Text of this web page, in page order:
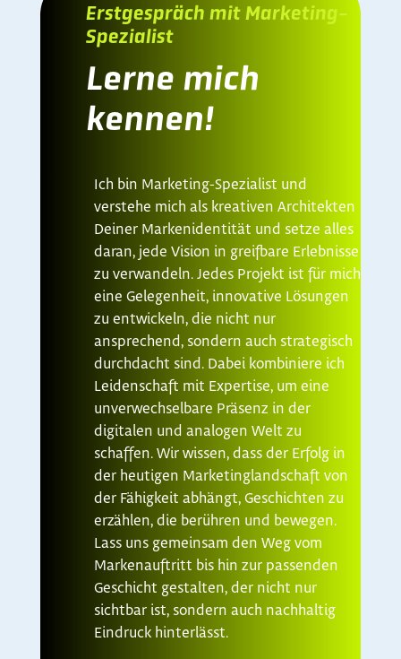
Erstgespräch mit Marketing-
Spezialist
Lerne mich
kennen!
Ich bin Marketing-Spezialist und
verstehe mich als kreativen Architekten
Deiner Markenidentität und setze alles
daran, jede Vision in greifbare Erlebnisse
zu verwandeln. Jedes Projekt ist für mich
eine Gelegenheit, innovative Lösungen
zu entwickeln, die nicht nur
ansprechend, sondern auch strategisch
durchdacht sind. Dabei kombiniere ich
Leidenschaft mit Expertise, um eine
unverwechselbare Präsenz in der
digitalen und analogen Welt zu
schaffen. Wir wissen, dass der Erfolg in
der heutigen Marketinglandschaft von
der Fähigkeit abhängt, Geschichten zu
erzählen, die berühren und bewegen.
Lass uns gemeinsam den Weg vom
Markenauftritt bis hin zur passenden
Geschicht gestalten, der nicht nur
sichtbar ist, sondern auch nachhaltig
Eindruck hinterlässt.